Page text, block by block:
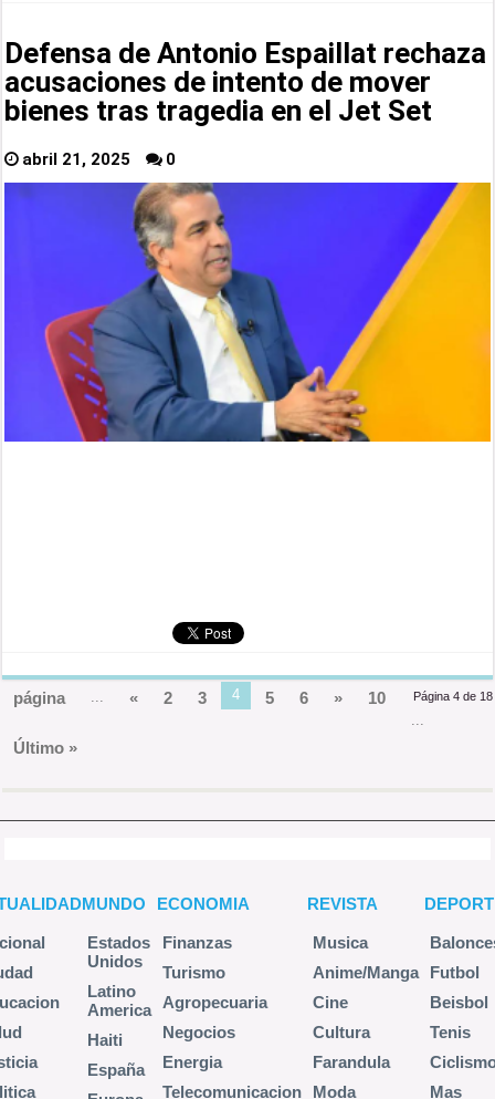
Defensa de Antonio Espaillat rechaza
acusaciones de intento de mover
bienes tras tragedia en el Jet Set
abril 21, 2025 0
Página 4 de 18
página « 2 3 4 5 6 » 10
Último »
MUNDO
Estados
Unidos
Latino
America
Haiti
España
ECONOMIA
Finanzas
Turismo
Agropecuaria
Negocios
Energia
Telecomunicacion
REVISTA
Musica
Anime/Manga
Cine
Cultura
Farandula
Moda
Futbol
Beisbol
Tenis
Mas